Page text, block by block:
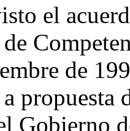
el
de
propuesta
Gobierno